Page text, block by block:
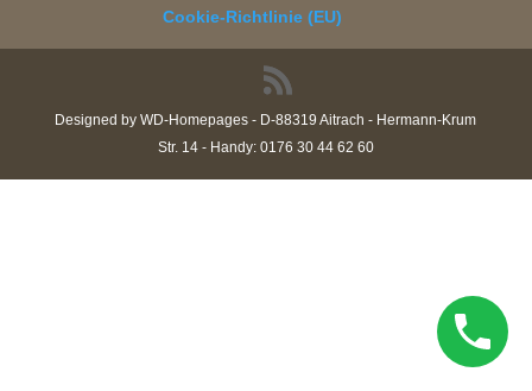
Cookie-Richtlinie (EU)
Designed by WD-Homepages - D-88319 Aitrach - Hermann-Krum
Str. 14 - Handy: 0176 30 44 62 60